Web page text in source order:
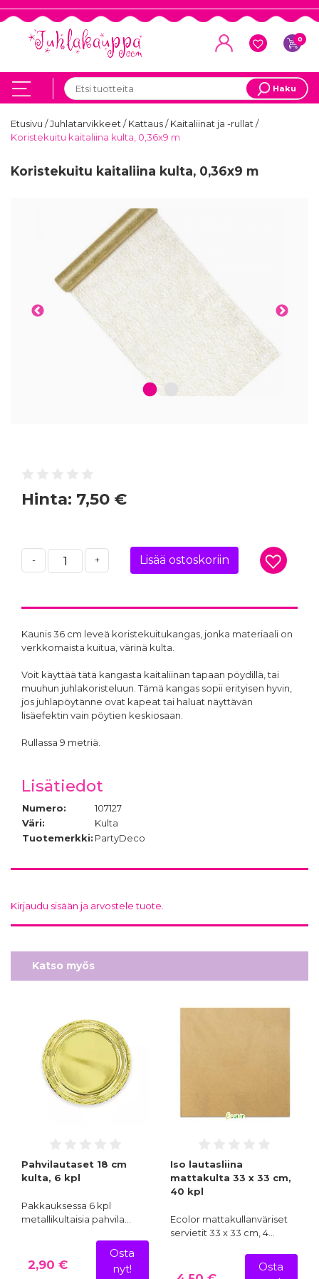
0
Haku
Etusivu /Juhlatarvikkeet/Kattaus/Kaitaliinat ja -rullat/
Koristekuitu kaitaliina kulta, 0,36x9 m
Koristekuitu kaitaliina kulta, 0,36x9 m
1
Hinta: 7,50 €
- + Lisää ostoskoriin
Kaunis 36 cm leveä koristekuitukangas, jonka materiaali on
verkkomaista kuitua, värinä kulta.
Voit käyttää tätä kangasta kaitaliinan tapaan pöydillä, tai
muuhun juhlakoristeluun. Tämä kangas sopii erityisen hyvin,
jos juhlapöytänne ovat kapeat tai haluat näyttävän
lisäefektin vain pöytien keskiosaan.
Rullassa 9 metriä.
Lisätiedot
Numero:
107127
Väri:
Kulta
Tuotemerkki: PartyDeco
Kirjaudu sisään ja arvostele tuote.
Katso myös
Pahvilautaset 18 cm
kulta, 6 kpl
Pakkauksessa 6 kpl
metallikultaisia pahvila…
2,90 €
Osta
nyt!
Iso lautasliina
mattakulta 33 x 33 cm,
40 kpl
Ecolor mattakullanväriset
servietit 33 x 33 cm, 4…
Osta